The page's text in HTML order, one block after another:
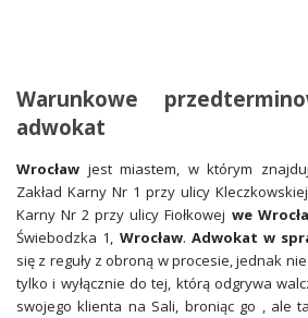
Warunkowe
adwokat
Wrocław jest miastem, w którym
Zakład Karny Nr 1 przy ulicy Kleczkowskiej
Karny Nr 2 przy ulicy Fiołkowej we
Świebodzka 1, Wrocław. Adwokat w
się z reguły z obroną w procesie, jednak
tylko i wyłącznie do tej, którą odgrywa
swojego klienta na Sali, broniąc go , ale